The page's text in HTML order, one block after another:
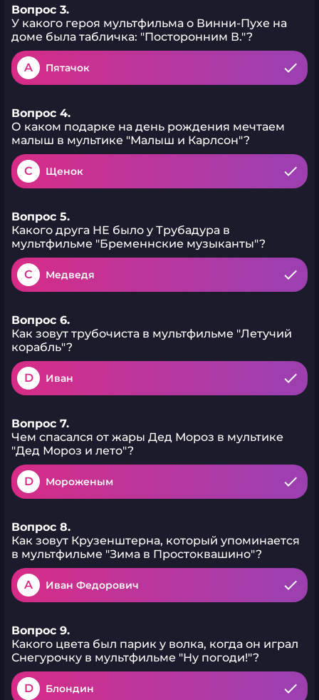
Вопрос 3.
У какого героя мультфильма о Винни-Пухе на
доме была табличка: "Посторонним В."?
A Пятачок
Вопрос 4.
О каком подарке на день рождения мечтаем
малыш в мультике "Малыш и Карлсон"?
C Щенок
Вопрос 5.
Какого друга НЕ было у Трубадура в
мультфильме "Бременнские музыканты"?
C Медведя
Вопрос 6.
Как зовут трубочиста в мультфильме "Летучий
корабль"?
D Иван
Вопрос 7.
Чем спасался от жары Дед Мороз в мультике
"Дед Мороз и лето"?
D Мороженым
Вопрос 8.
Как зовут Крузенштерна, который упоминается
в мультфильме "Зима в Простоквашино"?
A Иван Федорович
Вопрос 9.
Какого цвета был парик у волка, когда он играл
Снегурочку в мультфильме "Ну погоди!"?
D Блондин